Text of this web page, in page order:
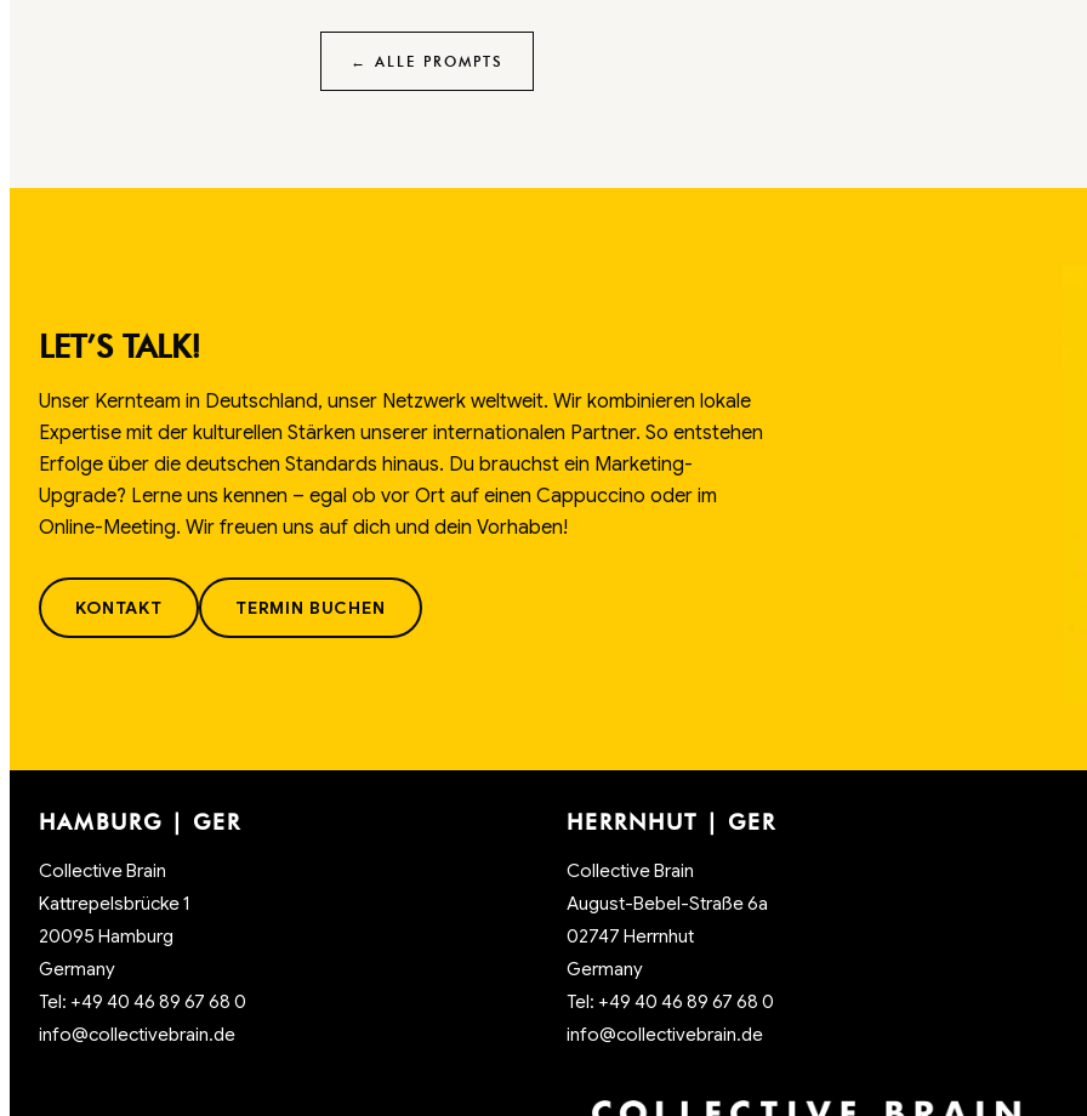
← ALLE PROMPTS
LET’S TALK!
Unser Kernteam in Deutschland, unser Netzwerk weltweit. Wir kombinieren lokale
Expertise mit der kulturellen Stärken unserer internationalen Partner. So entstehen
Erfolge über die deutschen Standards hinaus. Du brauchst ein Marketing-
Upgrade? Lerne uns kennen – egal ob vor Ort auf einen Cappuccino oder im
Online-Meeting. Wir freuen uns auf dich und dein Vorhaben!
KONTAKT TERMIN BUCHEN
HAMBURG | GER
Collective Brain
Kattrepelsbrücke 1
20095 Hamburg
Germany
Tel: +49 40 46 89 67 68 0
info@collectivebrain.de
HERRNHUT | GER
Collective Brain
August-Bebel-Straße 6a
02747 Herrnhut
Germany
Tel: +49 40 46 89 67 68 0
info@collectivebrain.de